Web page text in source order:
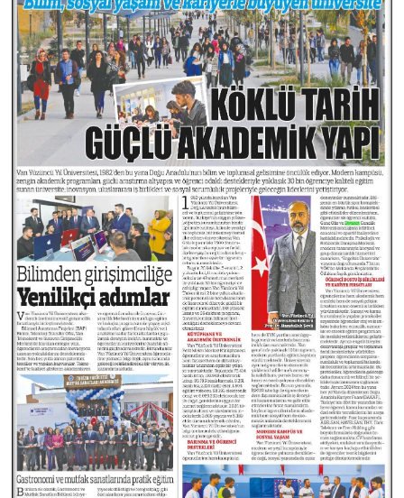
Kırşehir Müftülüğü
Kocaeli Müftülüğü
Konya Müftülüğü
Kütahya Müftülüğü
Malatya Müftülüğü
Manisa Müftülüğü
Mardin Müftülüğü
Mersin Müftülüğü
Muğla Müftülüğü
Muş Müftülüğü